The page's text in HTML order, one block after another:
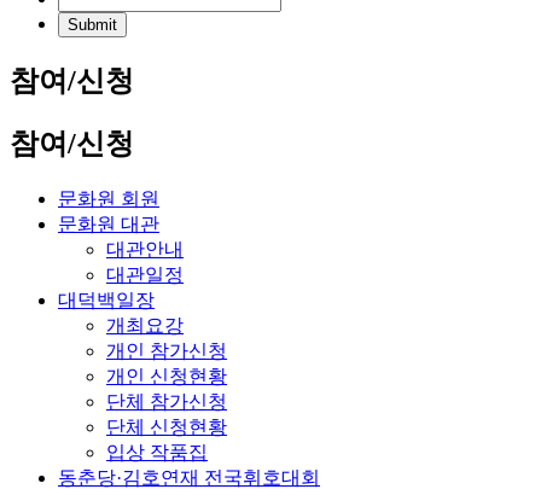
참여/신청
참여/신청
문화원 회원
문화원 대관
대관안내
대관일정
대덕백일장
개최요강
개인 참가신청
개인 신청현황
단체 참가신청
단체 신청현황
입상 작품집
동춘당·김호연재 전국휘호대회